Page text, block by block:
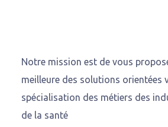
Notre mission est de vous
meilleure des solutions orientées
spécialisation des métiers des
de la santé